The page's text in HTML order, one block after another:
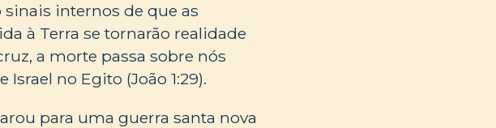
sinais internos de que as
à Terra se tornarão realidade
a morte passa sobre nós
no Egito (João 1:29).
para uma guerra santa nova